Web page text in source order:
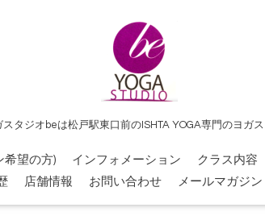
スタジオbeは松戸駅東口前のISHTA YOGA専門のヨガ
希望の方) インフォメーション クラス内容
店舗情報 お問い合わせ メールマガジン